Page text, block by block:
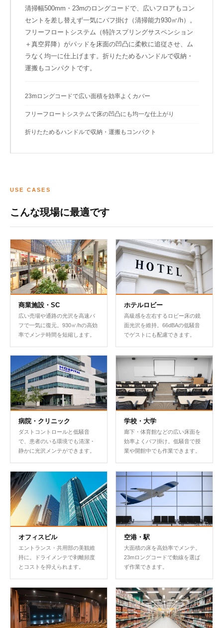
清掃幅500mm・23mのロングコードで、広いフロアもコン
セントを差し替えず一気にバフ掛け（清掃能力930㎡/h）。
フリーフロートシステム（特許スプリングサスペンション
＋真空昇降）がパッドを床面の凹凸に柔軟に追従させ、ム
ラなく均一に仕上げます。折りたためるハンドルで収納・
運搬もコンパクトです。
23mロングコードで広い面積を効率よくカバー
フリーフロートシステムで床の凹凸にも均一な仕上がり
折りたためるハンドルで収納・運搬もコンパクト
USE CASES
こんな現場に最適です
商業施設・SC
広い売場や通路の光沢を高速バ
フで一気に復元。930㎡/hの高効
率でメンテ時間を短縮します。
ホテルロビー
高級感を左右するロビー床の鏡
面光沢を維持。66dBAの低騒音
でゲストにも配慮できます。
病院・クリニック
ダストコントロールと低騒音
で、患者のいる環境でも清潔・
静かに光沢メンテができます。
学校・大学
廊下・体育館などの広い床面を
効率よくバフ掛け。低騒音で授
業や開館中でも作業できます。
オフィスビル
エントランス・共用部の美観維
持に。ドライメンテで剥離頻度
とコストを抑えられます。
空港・駅
大面積の床を高効率でメンテ。
23mロングコードで動線を選ば
ず作業できます。